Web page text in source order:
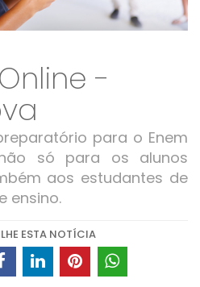
-
para o Enem
só para os alunos
aos estudantes de
ensino.
ESTA NOTÍCIA